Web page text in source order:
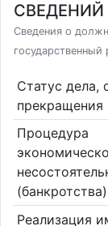
СВЕДЕНИЙ
Сведения о
государственный
Статус дела,
прекращения
Процедура
(банкротства)
Реализация